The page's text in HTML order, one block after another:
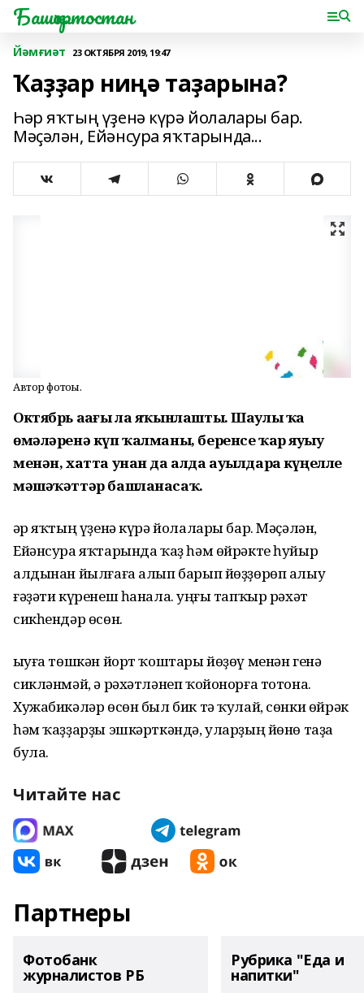
Башҡортостан
Йәмғиәт 23 ОКТЯБРЯ 2019, 19:47
Ҡаҙҙар ниңә таҙарына?
Һәр яҡтың үҙенә күрә йолалары бар.
Мәҫәлән, Ейәнсура яҡтарында...
Автор фотоһы.
Октябрь аҙағы ла яҡынлашты. Шаулы ҡаҙ
өмәләренә күп ҡалманы, беренсе ҡар яуыу
менән, хатта унан да алда ауылдарҙа күңелле
мәшәҡәттәр башланасаҡ.
Һәр яҡтың үҙенә күрә йолалары бар. Мәҫәлән,
Ейәнсура яҡтарында ҡаҙ һәм өйрәкте һуйыр
алдынан йылғаға алып барып йөҙҙөрөп алыу
ғәҙәти күренеш һанала. Һуңғы тапҡыр рәхәт
сикһендәр өсөн.
Һыуға төшкән йорт ҡоштары йөҙөү менән генә
сикләнмәй, ә рәхәтләнеп ҡойонорға тотона.
Хужабикәләр өсөн был бик тә ҡулай, сөнки өйрәк
һәм ҡаҙҙарҙы эшкәрткәндә, уларҙың йөнө таҙа
була.
Читайте нас
Партнеры
Фотобанк
журналистов РБ
Рубрика "Еда и
напитки"